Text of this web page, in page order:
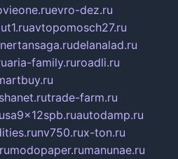
evro-dez.ru
avtopomosch27.ru
nertansaga.rudelanalad.ru
aria-family.ruroadli.ru
trade-farm.ru
autodamp.ru
nv750.rux-ton.ru
modopaper.rumanunae.ru